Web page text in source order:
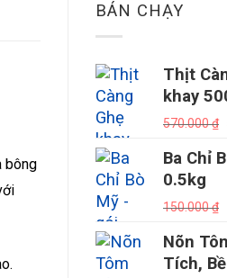
BÁN CHẠY
Thịt
khay
570.000₫
Ba Chỉ
0.5kg
150.000₫
Nõn
Tích,
bông